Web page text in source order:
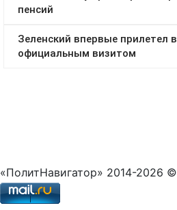
«ПолитНавигатор» 2014-2026 ©